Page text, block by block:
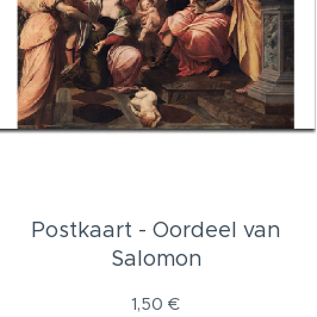
Postkaart - Oordeel van
Salomon
1,50 €